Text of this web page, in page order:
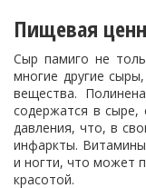
Пищевая
Сыр памиго не
многие другие
вещества.
содержатся в сыре,
давления, что, в
инфаркты.
и ногти, что может
красотой.